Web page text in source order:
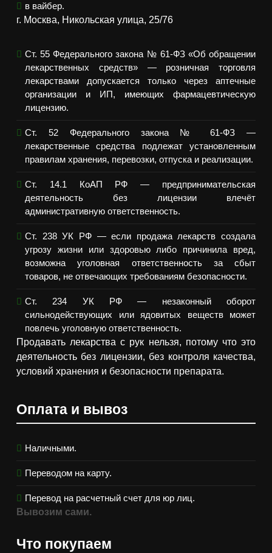
в вайбер.
г. Москва, Никольская улица, 25/76
Ст. 55 Федерального закона № 61-ФЗ «Об обращении
лекарственных средств» — розничная торговля
лекарствами допускается только через аптечные
организации и ИП, имеющих фармацевтическую
лицензию.
Ст. 52 Федерального закона № 61-ФЗ —
лекарственные средства подлежат установленным
правилам хранения, перевозки, отпуска и реализации.
Ст. 14.1 КоАП РФ — предпринимательская
деятельность без лицензии влечёт
административную ответственность.
Ст. 238 УК РФ — если продажа лекарств создала
угрозу жизни или здоровью либо причинила вред,
возможна уголовная ответственность за сбыт
товаров, не отвечающих требованиям безопасности.
Ст. 234 УК РФ — незаконный оборот
сильнодействующих или ядовитых веществ может
повлечь уголовную ответственность.
Продавать лекарства с рук нельзя, потому что это
деятельность без лицензии, без контроля качества,
условий хранения и безопасности препарата.
Оплата и вывоз
Наличными.
Переводом на карту.
Перевод на расчетный счет для юр лиц.
Вывозим сами.
Что покупаем